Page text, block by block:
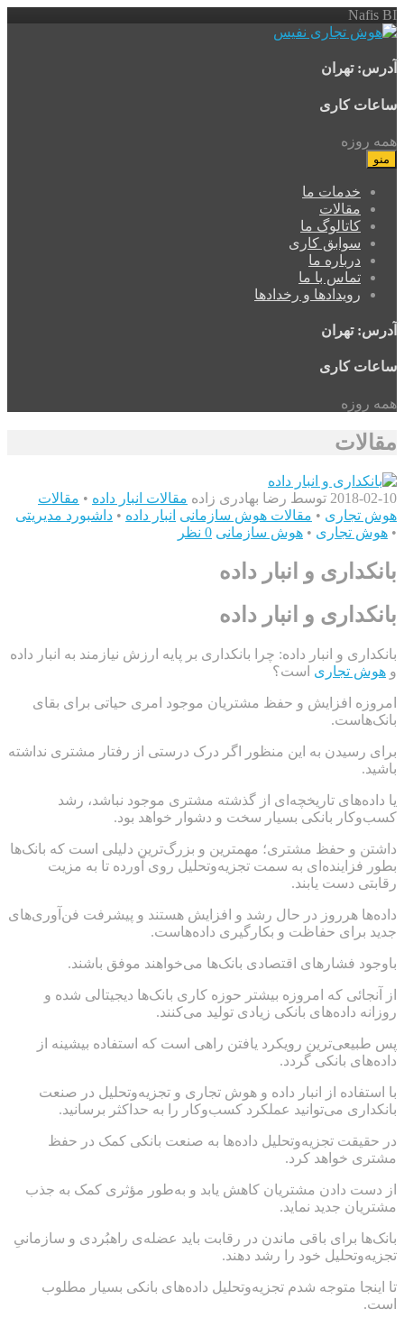
Nafis BI
آدرس: تهران
ساعات کاری
همه روزه
منو
خدمات ما
مقالات
کاتالوگ ما
سوابق کاری
درباره ما
تماس با ما
رویدادها و رخدادها
آدرس: تهران
ساعات کاری
همه روزه
مقالات
2018-02-10 توسط رضا بهادری زاده مقالات انبار داده • مقالات
هوش تجاری • مقالات هوش سازمانی انبار داده • داشبورد مدیریتی
• هوش تجاری • هوش سازمانی 0 نظر
بانکداری و انبار داده
بانکداری و انبار داده
بانکداری و انبار داده: چرا بانکداری بر پایه ارزش نیازمند به انبار داده
و هوش تجاری است؟
امروزه افزایش و حفظ مشتریان موجود امری حیاتی برای بقای
بانک‌هاست.
برای رسیدن به این منظور اگر درک درستی از رفتار مشتری نداشته
باشید.
یا داده‌های تاریخچه‌ای از گذشته مشتری موجود نباشد، رشد
کسب‌وکار بانکی بسیار سخت و دشوار خواهد بود.
داشتن و حفظ مشتری؛ مهمترین و بزرگ‌ترین دلیلی است که بانک‌ها
بطور فزاینده‌ای به سمت تجزیه‌وتحلیل روی آورده تا به مزیت
رقابتی دست یابند.
داده‌ها هرروز در حال رشد و افزایش هستند و پیشرفت فن‌آوری‌های
جدید برای حفاظت و بکارگیری داده‌هاست.
باوجود فشارهای اقتصادی بانک‌ها می‌خواهند موفق باشند.
از آنجائی که امروزه بیشتر حوزه کاری بانک‌ها دیجیتالی شده و
روزانه داده‌های بانکی زیادی تولید می‌کنند.
پس طبیعی‌ترین رویکرد یافتن راهی است که استفاده بیشینه از
داده‌های بانکی گردد.
با استفاده از انبار داده و هوش تجاری و تجزیه‌وتحلیل در صنعت
بانکداری می‌توانید عملکرد کسب‌وکار را به حداکثر برسانید.
در حقیقت تجزیه‌وتحلیل داده‌ها به صنعت بانکی کمک در حفظ
مشتری خواهد کرد.
از دست دادن مشتریان کاهش یابد و به‌طور مؤثری کمک به جذب
مشتریان جدید نماید.
بانک‌ها برای باقی ماندن در رقابت باید عضله‌ی راهبُردی و سازمانیِ
تجزیه‌وتحلیل خود را رشد دهند.
تا اینجا متوجه شدم تجزیه‌وتحلیل داده‌های بانکی بسیار مطلوب
است.